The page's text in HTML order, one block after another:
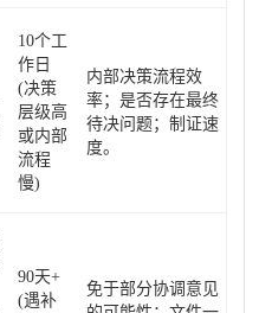
10个工
作日
(决策
层级高
或内部
流程
慢)
内部决策流程效
率；是否存在最终
待决问题；制证速
度。
90天+
(遇补
免于部分协调意见